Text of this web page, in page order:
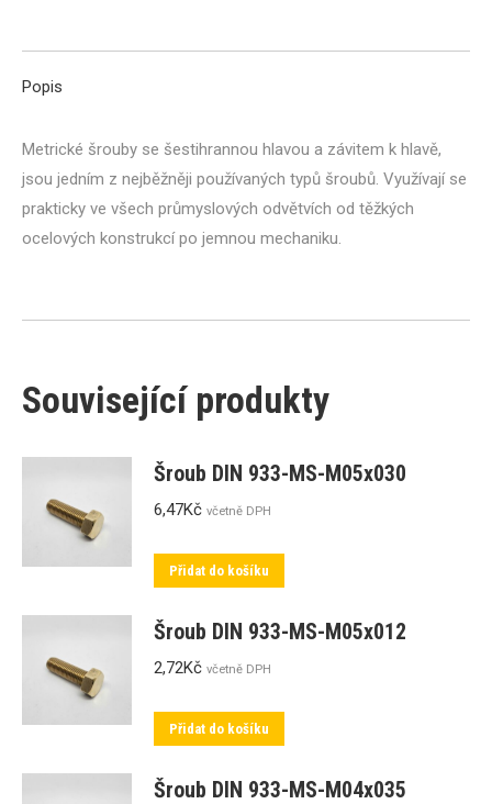
Popis
Metrické šrouby se šestihrannou hlavou a závitem k hlavě,
jsou jedním z nejběžněji používaných typů šroubů. Využívají se
prakticky ve všech průmyslových odvětvích od těžkých
ocelových konstrukcí po jemnou mechaniku.
Související produkty
Šroub DIN 933-MS-M05x030
6,47Kč včetně DPH
Přidat do košíku
Šroub DIN 933-MS-M05x012
2,72Kč včetně DPH
Přidat do košíku
Šroub DIN 933-MS-M04x035